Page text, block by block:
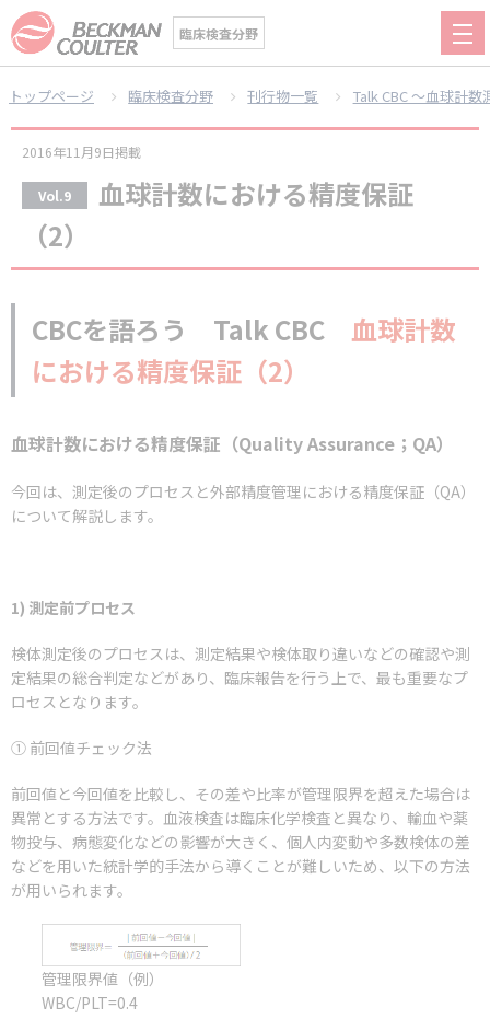
臨床検査分野
トップページ 臨床検査分野 刊行物一覧 Talk CBC ～血球計
2016年11月9日掲載
Vol.9
血球計数における精度保証
（2）
CBCを語ろう Talk CBC 血球計数
における精度保証（2）
血球計数における精度保証（Quality Assurance；QA）
今回は、測定後のプロセスと外部精度管理における精度保証（QA）
について解説します。
1) 測定前プロセス
検体測定後のプロセスは、測定結果や検体取り違いなどの確認や測
定結果の総合判定などがあり、臨床報告を行う上で、最も重要なプ
ロセスとなります。
① 前回値チェック法
前回値と今回値を比較し、その差や比率が管理限界を超えた場合は
異常とする方法です。血液検査は臨床化学検査と異なり、輸血や薬
物投与、病態変化などの影響が大きく、個人内変動や多数検体の差
などを用いた統計学的手法から導くことが難しいため、以下の方法
が用いられます。
管理限界値（例）
WBC/PLT=0.4